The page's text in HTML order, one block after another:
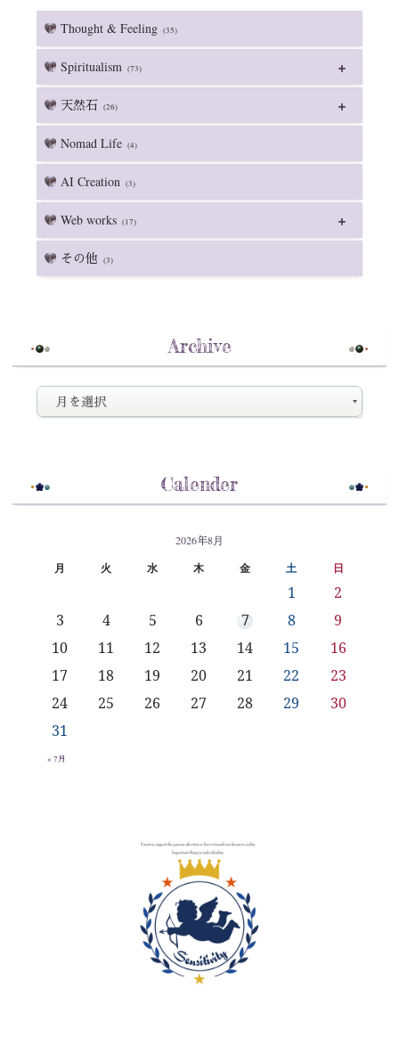
Thought & Feeling (35)
Spiritualism (73)
天然石 (26)
Nomad Life (4)
AI Creation (3)
Web works (17)
その他 (3)
Archive
Calender
2026年8月
月 火 水 木 金 土 日
1
2
3
4 5 6 7 8
9
10
11 12 13 14 15
16
17
18 19 20 21 22
23
24
25 26 27 28 29
30
31
« 7月